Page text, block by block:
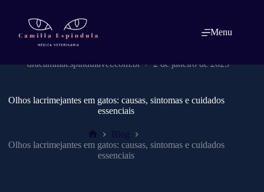
conteúdo
Menu
dracamillaespindulavet.com.br 2 de janeiro de 2025
Olhos lacrimejantes em gatos: causas, sintomas e cuidados
essenciais
Home
Blog
Olhos lacrimejantes em gatos: causas, sintomas e cuidados
essenciais